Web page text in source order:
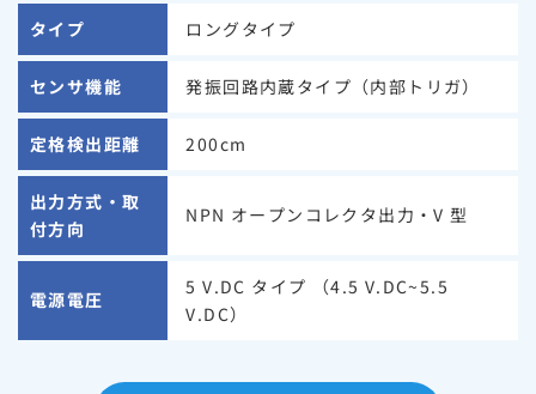
タイプ ロングタイプ
センサ機能 発振回路内蔵タイプ（内部トリガ）
定格検出距離 200cm
出力方式・取
付方向
NPN オープンコレクタ出力・V 型
電源電圧
5 V.DC タイプ （4.5 V.DC~5.5
V.DC）